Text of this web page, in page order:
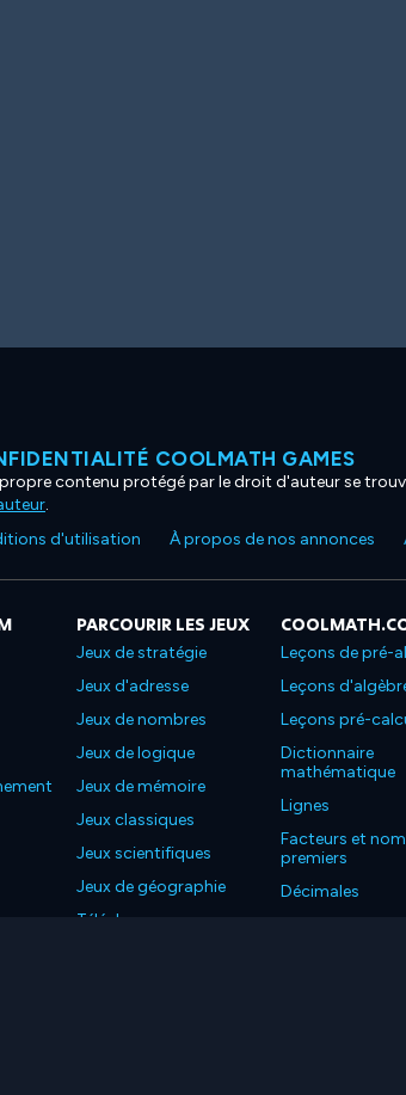
COOLMATH GAMES
contenu protégé par le droit d'auteur se
.
d'utilisation À propos de nos annonces
PARCOURIR LES JEUX
Jeux de stratégie
Jeux d'adresse
Jeux de nombres
Jeux de logique
Jeux de mémoire
Jeux classiques
Jeux scientifiques
Jeux de géographie
Téléchargez nos
Leçons de pré-
Leçons
Leçons pré-
Dictionnaire
mathématique
Lignes
Facteurs et
premiers
Décimales